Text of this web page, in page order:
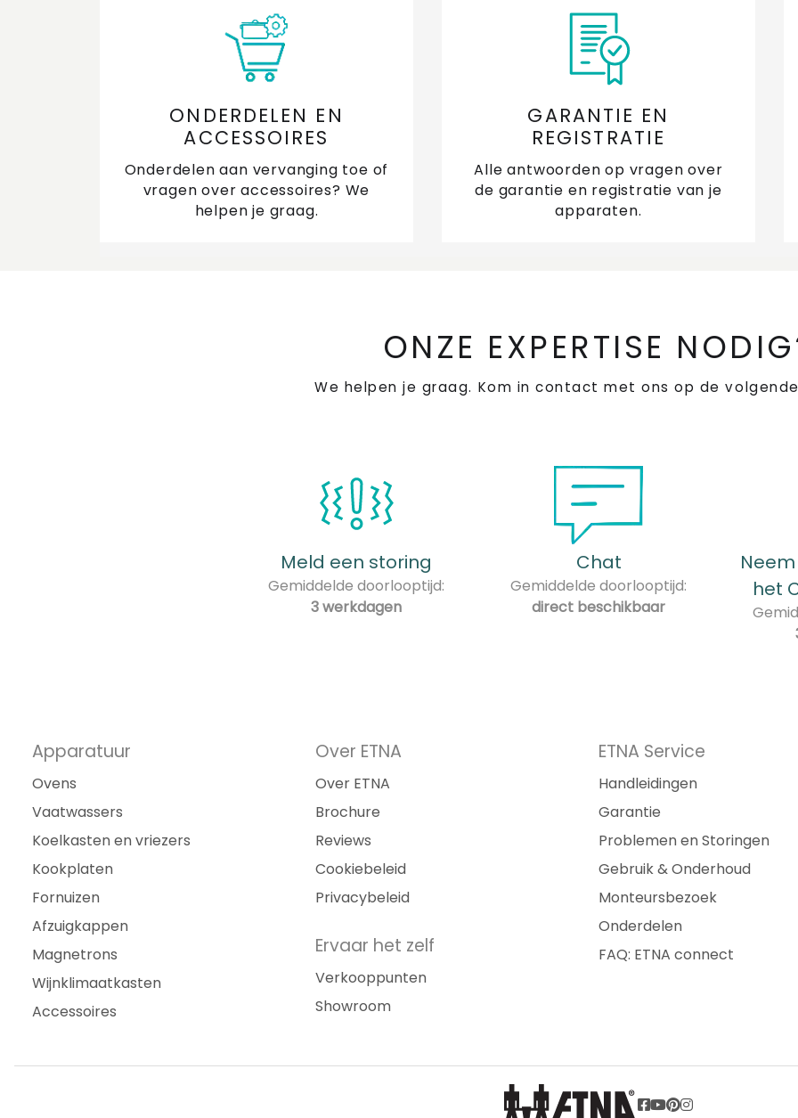
ONDERDELEN EN
ACCESSOIRES
Onderdelen aan vervanging toe of
vragen over accessoires? We
helpen je graag.
GARANTIE EN
REGISTRATIE
Alle antwoorden op vragen over
de garantie en registratie van je
apparaten.
ONZE EXPERTISE
We helpen je graag. Kom in contact met ons op de
Meld een storing
Gemiddelde doorlooptijd:
3 werkdagen
Chat
Gemiddelde doorlooptijd:
direct beschikbaar
het
Apparatuur
Ovens
Vaatwassers
Koelkasten en vriezers
Kookplaten
Fornuizen
Afzuigkappen
Magnetrons
Wijnklimaatkasten
Accessoires
Over ETNA
Over ETNA
Brochure
Reviews
Cookiebeleid
Privacybeleid
Ervaar het zelf
Verkooppunten
Showroom
ETNA Service
Handleidingen
Garantie
Problemen en Storingen
Gebruik & Onderhoud
Monteursbezoek
Onderdelen
FAQ: ETNA connect